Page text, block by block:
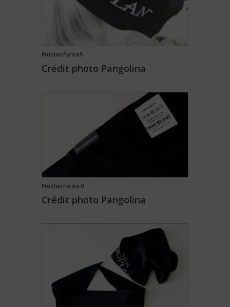
Proplan Purina5
Crédit photo Pangolina
Proplan Purina 0
Crédit photo Pangolina